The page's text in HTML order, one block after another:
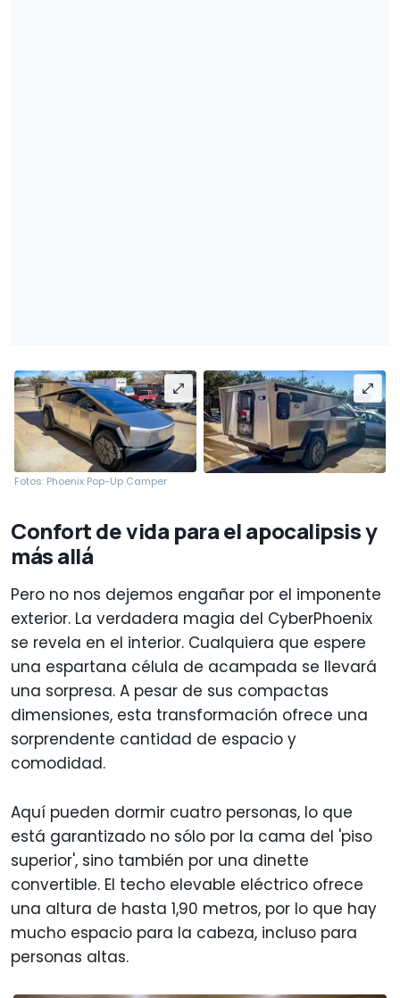
Fotos: Phoenix Pop-Up Camper
Confort de vida para el apocalipsis y
más allá
Pero no nos dejemos engañar por el imponente
exterior. La verdadera magia del CyberPhoenix
se revela en el interior. Cualquiera que espere
una espartana célula de acampada se llevará
una sorpresa. A pesar de sus compactas
dimensiones, esta transformación ofrece una
sorprendente cantidad de espacio y
comodidad.
Aquí pueden dormir cuatro personas, lo que
está garantizado no sólo por la cama del 'piso
superior', sino también por una dinette
convertible. El techo elevable eléctrico ofrece
una altura de hasta 1,90 metros, por lo que hay
mucho espacio para la cabeza, incluso para
personas altas.